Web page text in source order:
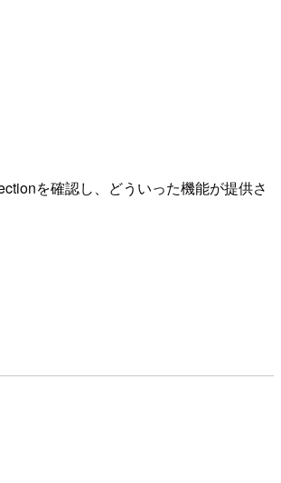
を確認し、どういった機能が提供さ